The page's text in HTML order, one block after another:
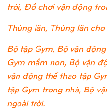
trời, Đồ chơi vận động
Thùng lăn, Thùng lăn cho
Bộ tập Gym, Bộ vận
Gym mầm non, Bộ vận
vận động thể thao tập
tập Gym trong nhà, Bộ
ngoài trời.